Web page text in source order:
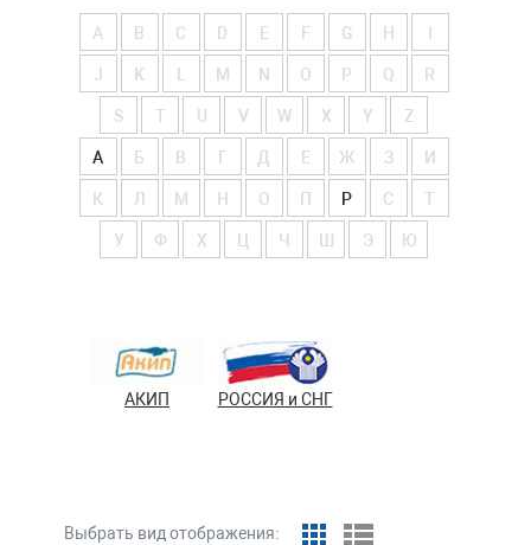
A B C D E F G H
J K M N O P Q R
S T V W X Y Z
А Б В Г Д Е Ж З И
К Л М Н О П Р С Т
У Ф Х Ч Э Ю
АКИП РОССИЯ и СНГ
Выбрать вид отображения: